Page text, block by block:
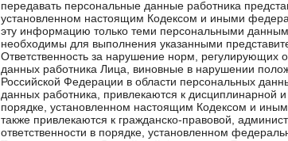
передавать персональные данные работника
установленном настоящим Кодексом и иными
эту информацию только теми персональными
необходимы для выполнения указанными
Ответственность за нарушение норм, регулирующих
данных работника Лица, виновные в нарушении
Российской Федерации в области персональных
данных работника, привлекаются к дисциплинарной
порядке, установленном настоящим Кодексом и
также привлекаются к гражданско-правовой,
ответственности в порядке, установленном